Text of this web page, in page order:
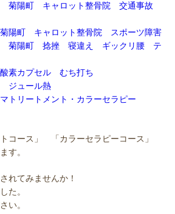
菊陽町 キャロット整骨院 交通事故
陽町 キャロット整骨院 スポーツ障害
菊陽町 捻挫 寝違え ギックリ腰 テ
素カプセル むち打ち
ジュール熱
トリートメント・カラーセラピー
トコース」 「カラーセラピーコース」
す。
れてみませんか！
た。
い。